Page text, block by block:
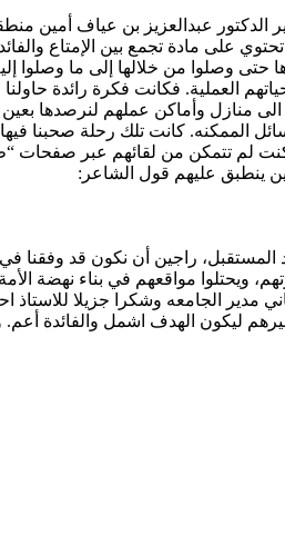
عبدالعزيز بن عياف أمين
تحتوي على مادة تجمع بين الإمتاع
وصلوا من خلالها إلى ما وصلوا
العملية. فكانت فكرة رائدة
منازل وأماكن عملهم لنرصدها
الممكنه. كانت تلك رحلة صحبنا
إن كنت لم تتمكن من لقائهم عبر
ينطبق عليهم قول الشاعر:
راجين أن نكون قد وفقنا في
ويحتلوا مواقعهم في بناء نهضة
الجامعه وشكرا جزيلا للاستاذ
ليكون الهدف اشمل والفائدة أعم.